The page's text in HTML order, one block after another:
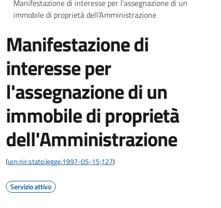
Manifestazione di interesse per l'assegnazione di un
immobile di proprietà dell'Amministrazione
Manifestazione di
interesse per
l'assegnazione di un
immobile di proprietà
dell'Amministrazione
(urn:nir:stato:legge:1997-05-15;127)
Servizio attivo